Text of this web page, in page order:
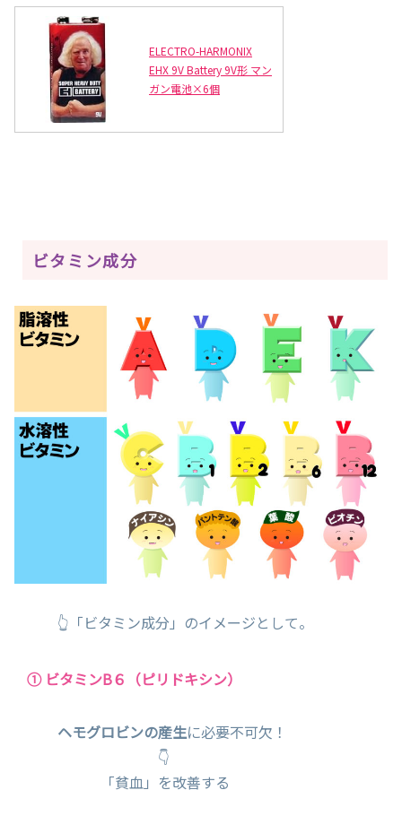
ELECTRO-HARMONIX
EHX 9V Battery 9V形 マン
ガン電池×6個
ビタミン成分
👆「ビタミン成分」のイメージとして。
① ビタミンB６（ピリドキシン）
ヘモグロビンの産生に必要不可欠！
👇
「貧血」を改善する